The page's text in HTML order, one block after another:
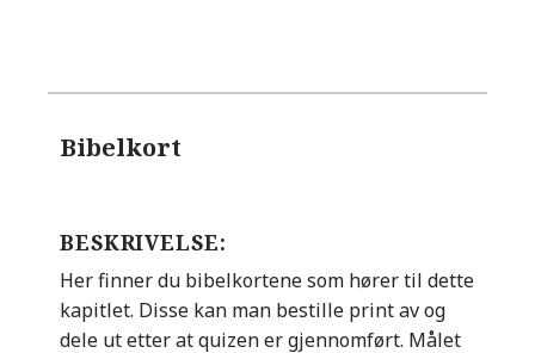
Bibelkort
BESKRIVELSE:
Her finner du bibelkortene som hører til dette
kapitlet. Disse kan man bestille print av og
dele ut etter at quizen er gjennomført. Målet